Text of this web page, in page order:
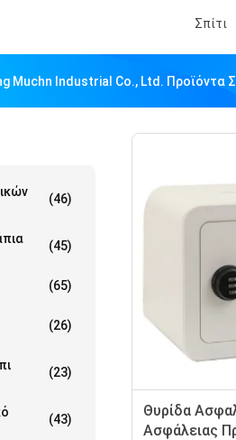
Σπίτι
Muchn Industrial Co., Ltd. Προϊόντα
(46)
(45)
(65)
(26)
(23)
(43)
Θυρίδα
Ασφάλειας